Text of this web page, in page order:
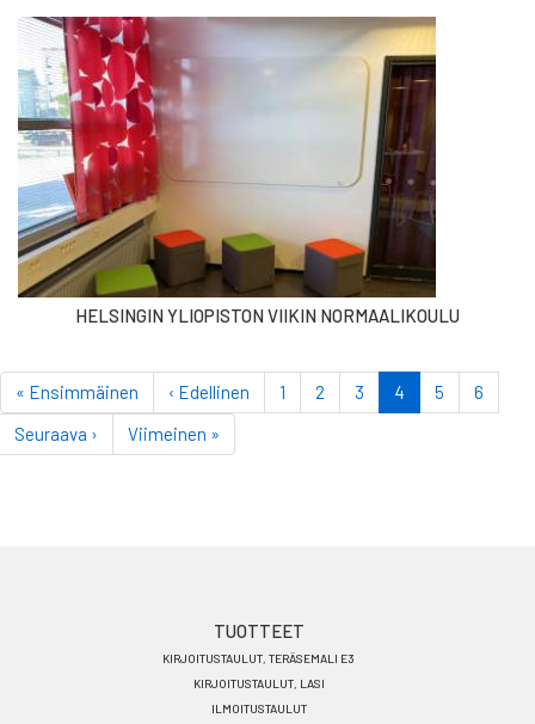
HELSINGIN YLIOPISTON VIIKIN NORMAALIKOULU
Sivutus
Ensimmäinen
sivu
« Ensimmäinen
Edellinen
sivu
‹ Edellinen Sivu
1 Sivu
2 Sivu
3
Tämänhetkinen
sivu
4 Sivu
5 Sivu
6
Seuraava
sivu
Seuraava ›
Viimeinen
sivu
Viimeinen »
TUOTTEET
KIRJOITUSTAULUT, TERÄSEMALI E3
KIRJOITUSTAULUT, LASI
ILMOITUSTAULUT